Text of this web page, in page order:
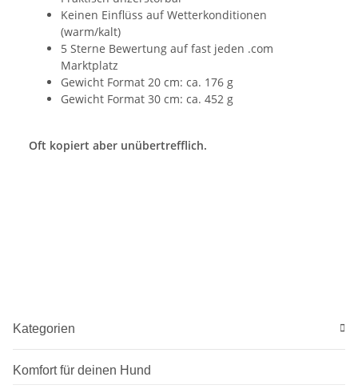
Keinen Einflüss auf Wetterkonditionen
(warm/kalt)
5 Sterne Bewertung auf fast jeden .com
Marktplatz
Gewicht Format 20 cm: ca. 176 g
Gewicht Format 30 cm: ca. 452 g
Oft kopiert aber unübertrefflich.
Kategorien
Komfort für deinen Hund